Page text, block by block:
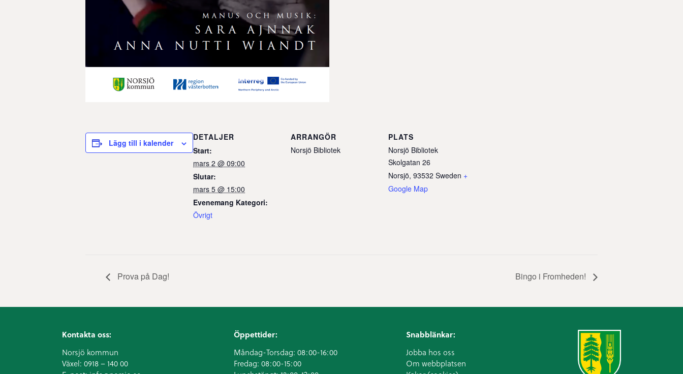
Lägg till i kalender
DETALJER
Start:
mars 2 @ 09:00
Slutar:
mars 5 @ 15:00
Evenemang Kategori:
Övrigt
ARRANGÖR
Norsjö Bibliotek
PLATS
Norsjö Bibliotek
Skolgatan 26
Norsjö, 93532 Sweden +
Google Map
Prova på Dag! Bingo i Fromheden!
Kontakta oss:
Norsjö kommun
Växel: 0918 – 140 00
Öppettider:
Måndag-Torsdag: 08:00-16:00
Fredag: 08:00-15:00
Snabblänkar:
Jobba hos oss
Om webbplatsen